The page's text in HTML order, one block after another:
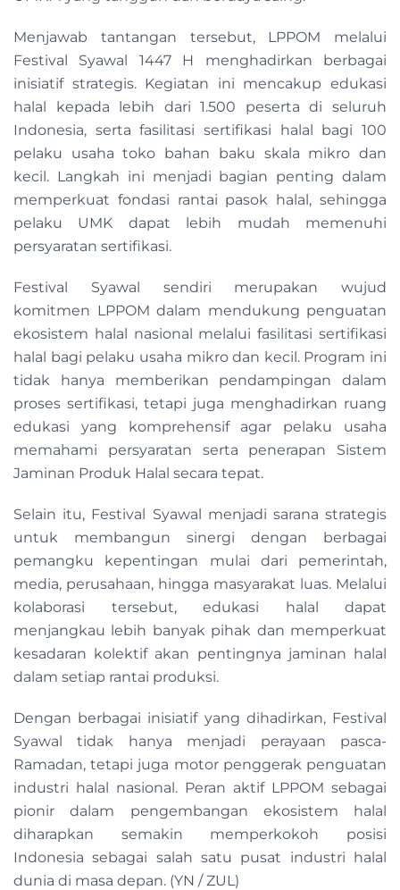
Menjawab tantangan tersebut, LPPOM melalui
Festival Syawal 1447 H menghadirkan berbagai
inisiatif strategis. Kegiatan ini mencakup edukasi
halal kepada lebih dari 1.500 peserta di seluruh
Indonesia, serta fasilitasi sertifikasi halal bagi 100
pelaku usaha toko bahan baku skala mikro dan
kecil. Langkah ini menjadi bagian penting dalam
memperkuat fondasi rantai pasok halal, sehingga
pelaku UMK dapat lebih mudah memenuhi
persyaratan sertifikasi.
Festival Syawal sendiri merupakan wujud
komitmen LPPOM dalam mendukung penguatan
ekosistem halal nasional melalui fasilitasi sertifikasi
halal bagi pelaku usaha mikro dan kecil. Program ini
tidak hanya memberikan pendampingan dalam
proses sertifikasi, tetapi juga menghadirkan ruang
edukasi yang komprehensif agar pelaku usaha
memahami persyaratan serta penerapan Sistem
Jaminan Produk Halal secara tepat.
Selain itu, Festival Syawal menjadi sarana strategis
untuk membangun sinergi dengan berbagai
pemangku kepentingan mulai dari pemerintah,
media, perusahaan, hingga masyarakat luas. Melalui
kolaborasi tersebut, edukasi halal dapat
menjangkau lebih banyak pihak dan memperkuat
kesadaran kolektif akan pentingnya jaminan halal
dalam setiap rantai produksi.
Dengan berbagai inisiatif yang dihadirkan, Festival
Syawal tidak hanya menjadi perayaan pasca-
Ramadan, tetapi juga motor penggerak penguatan
industri halal nasional. Peran aktif LPPOM sebagai
pionir dalam pengembangan ekosistem halal
diharapkan semakin memperkokoh posisi
Indonesia sebagai salah satu pusat industri halal
dunia di masa depan. (YN / ZUL)